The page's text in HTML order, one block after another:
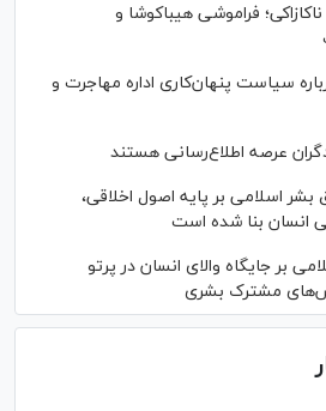
فراموشی هیباکوشا و
سیاست پنهان‌کاری اداره مهاجرت و
عرصه اطلاع‌رسانی هستند
بشر اسلامی بر پایه اصول اخلاقی،
انسان بنا شده است
بر جایگاه والای انسان در پرتو
مشترک بشری